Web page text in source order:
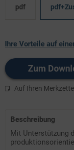
pdf
Ihre Vorteile auf
Zum
Auf Ihren
Beschreibung
Mit Unterstützung